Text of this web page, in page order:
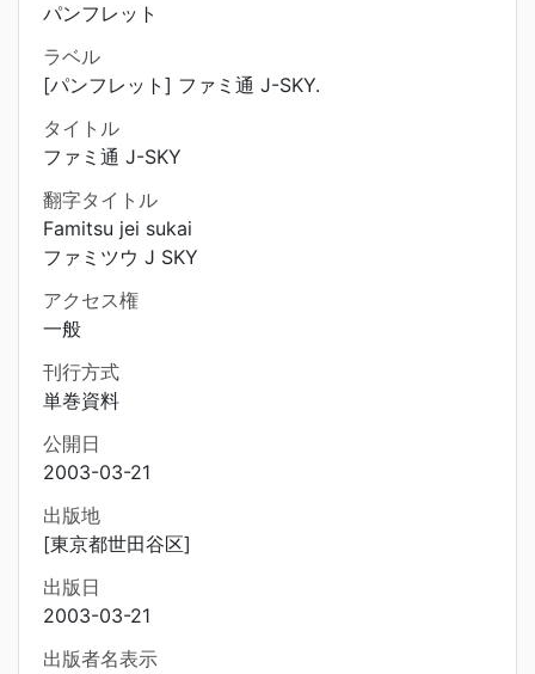
パンフレット
ラベル
[パンフレット] ファミ通 J-SKY.
タイトル
ファミ通 J-SKY
翻字タイトル
Famitsu jei sukai
ファミツウ J SKY
アクセス権
一般
刊行方式
単巻資料
公開日
2003-03-21
出版地
[東京都世田谷区]
出版日
2003-03-21
出版者名表示